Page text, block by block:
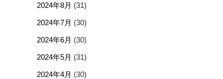
2024年8月 (31)
2024年7月 (30)
2024年6月 (30)
2024年5月 (31)
2024年4月 (30)